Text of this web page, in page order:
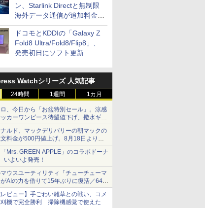
ン、Starlink Directと無制限
海外データ通信が追加料金な
しに
ドコモとKDDIの「Galaxy Z
Fold8 Ultra/Fold8/Flip8」、
発売初日にソフト更新
Watchシリーズ 人気記事
24時間 1週間 1カ月
、今日から「お盆特別セール」。涼感
カーワンピース待望値下げ、撥水ギア
は1990円に
ルド、マックデリバリーの朝マックの
料金が500円値上げ。8月18日より
から受付
「Mrs. GREEN APPLE」のコラボドーナ
いよいよ発売！
ウスユーティリティ「チューチューマ
AIの力を借りて15年ぶりに復活／64bit
10/11、「Chrome」も走り回
活記念で2026年末まで500円
レビュー】手ごわい雑草との戦い、コメ
刈機で完全勝利 掃除機感覚で使えた